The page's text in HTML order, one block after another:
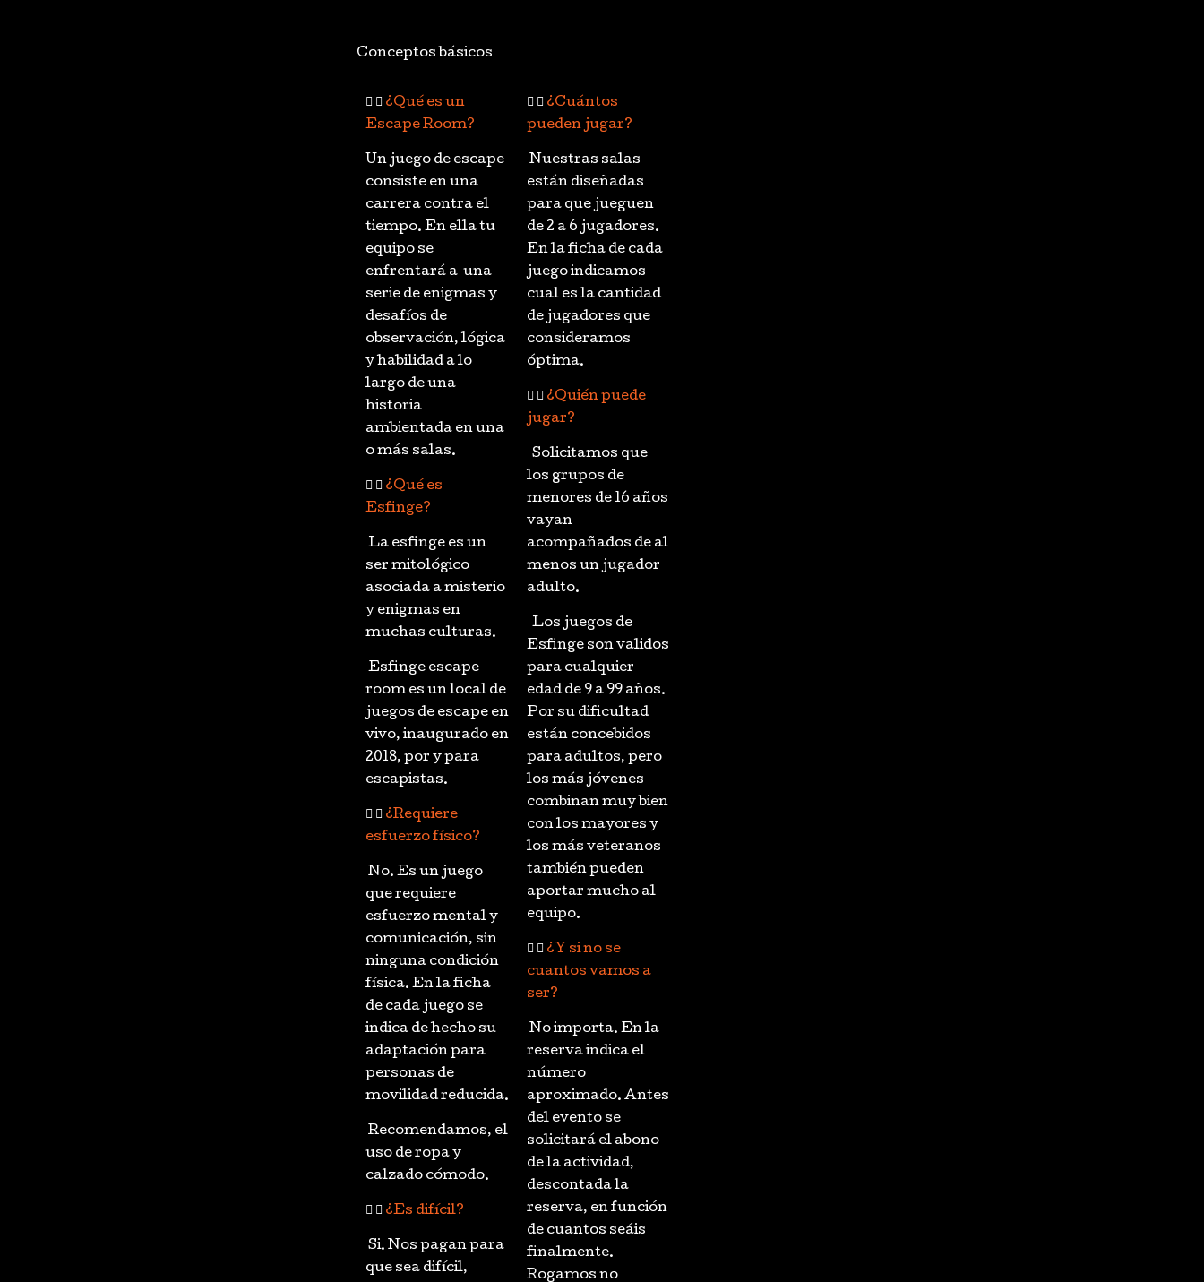
Conceptos básicos
¿Qué es un
Escape Room?
Un juego de escape
consiste en una
carrera contra el
tiempo. En ella tu
equipo se
enfrentará a una
serie de enigmas y
desafíos de
observación, lógica
y habilidad a lo
largo de una
historia
ambientada en una
o más salas.
¿Qué es
Esfinge?
La esfinge es un
ser mitológico
asociada a misterio
y enigmas en
muchas culturas.
Esfinge escape
room es un local de
juegos de escape en
vivo, inaugurado en
2018, por y para
escapistas.
¿Requiere
esfuerzo físico?
No. Es un juego
que requiere
esfuerzo mental y
comunicación, sin
ninguna condición
física. En la ficha
de cada juego se
indica de hecho su
adaptación para
personas de
movilidad reducida.
Recomendamos, el
uso de ropa y
calzado cómodo.
¿Es difícil?
Si. Nos pagan para
que sea difícil,
¿Cuántos
pueden jugar?
Nuestras salas
están diseñadas
para que jueguen
de 2 a 6 jugadores.
En la ficha de cada
juego indicamos
cual es la cantidad
de jugadores que
consideramos
óptima.
¿Quién puede
jugar?
Solicitamos que
los grupos de
menores de 16 años
vayan
acompañados de al
menos un jugador
adulto.
Los juegos de
Esfinge son validos
para cualquier
edad de 9 a 99 años.
Por su dificultad
están concebidos
para adultos, pero
los más jóvenes
combinan muy bien
con los mayores y
los más veteranos
también pueden
aportar mucho al
equipo.
¿Y si no se
cuantos vamos a
ser?
No importa. En la
reserva indica el
número
aproximado. Antes
del evento se
solicitará el abono
de la actividad,
descontada la
reserva, en función
de cuantos seáis
finalmente.
Rogamos no